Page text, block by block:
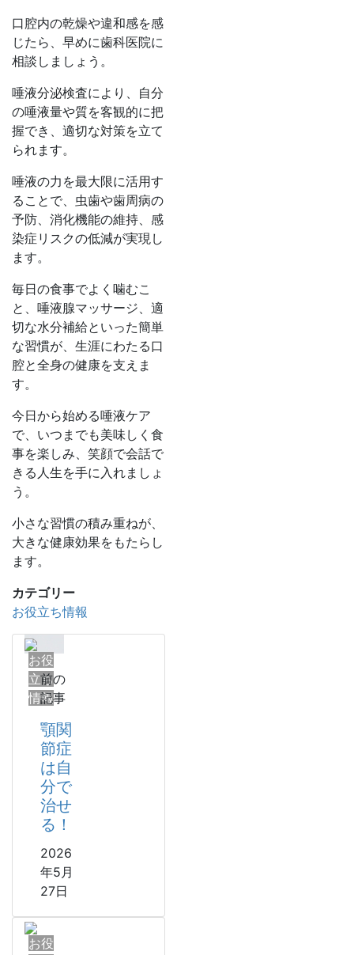
口腔内の乾燥や違和感を感
じたら、早めに歯科医院に
相談しましょう。
唾液分泌検査により、自分
の唾液量や質を客観的に把
握でき、適切な対策を立て
られます。
唾液の力を最大限に活用す
ることで、虫歯や歯周病の
予防、消化機能の維持、感
染症リスクの低減が実現し
ます。
毎日の食事でよく噛むこ
と、唾液腺マッサージ、適
切な水分補給といった簡単
な習慣が、生涯にわたる口
腔と全身の健康を支えま
す。
今日から始める唾液ケア
で、いつまでも美味しく食
事を楽しみ、笑顔で会話で
きる人生を手に入れましょ
う。
小さな習慣の積み重ねが、
大きな健康効果をもたらし
ます。
カテゴリー
お役立ち情報
お役
立ち
情報
前の
記事
顎関
節症
は自
分で
治せ
る！
2026
年5月
27日
お役